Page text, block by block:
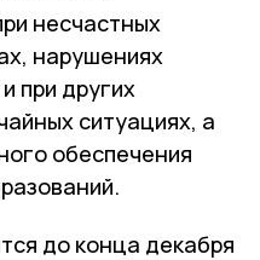
несчастных
нарушениях
при других
ситуациях, а
обеспечения
до конца декабря